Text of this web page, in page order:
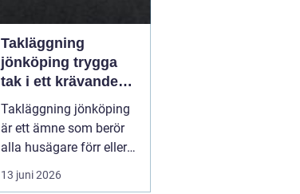
Takläggning
jönköping trygga
tak i ett krävande
småländskt klimat
Takläggning jönköping
är ett ämne som berör
alla husägare förr eller
senare. Taket är husets
viktigaste skydd mot
13 juni 2026